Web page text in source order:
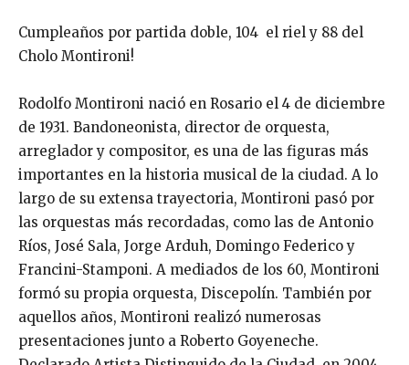
Cumpleaños por partida doble, 104 el riel y 88 del
Cholo Montironi!
Rodolfo Montironi nació en Rosario el 4 de diciembre
de 1931. Bandoneonista, director de orquesta,
arreglador y compositor, es una de las figuras más
importantes en la historia musical de la ciudad. A lo
largo de su extensa trayectoria, Montironi pasó por
las orquestas más recordadas, como las de Antonio
Ríos, José Sala, Jorge Arduh, Domingo Federico y
Francini-Stamponi. A mediados de los 60, Montironi
formó su propia orquesta, Discepolín. También por
aquellos años, Montironi realizó numerosas
presentaciones junto a Roberto Goyeneche.